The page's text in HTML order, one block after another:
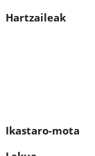
Hartzaileak
Ikastaro-mota